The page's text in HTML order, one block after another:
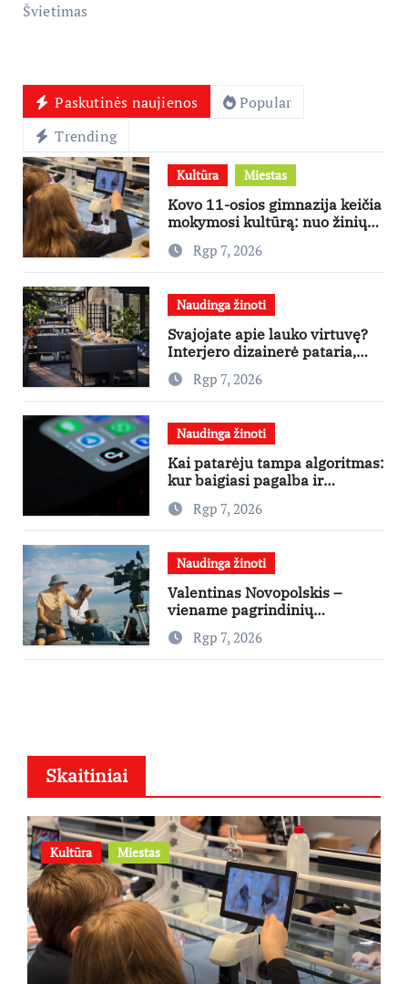
Švietimas
Paskutinės naujienos
Popular
Trending
Kultūra Miestas
Kovo 11-osios gimnazija keičia
mokymosi kultūrą: nuo žinių
kaupimo – prie jų supratimo ir
taikymo
Rgp 7, 2026
Naudinga žinoti
Svajojate apie lauko virtuvę?
Interjero dizainerė pataria,
nuo ko pradėti
Rgp 7, 2026
Naudinga žinoti
Kai patarėju tampa algoritmas:
kur baigiasi pagalba ir
prasideda reklama?
Rgp 7, 2026
Naudinga žinoti
Valentinas Novopolskis –
viename pagrindinių
vaidmenų penkių šalių filme
„Nugalėtoja“: Lietuvos kino
teatruose – nuo rugpjūčio 7-
Rgp 7, 2026
Skaitiniai
Kultūra Miestas